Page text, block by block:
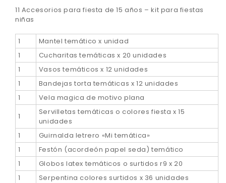
11 Accesorios para fiesta de 15 años – kit para fiestas
niñas
1
Mantel temático x unidad
1
Cucharitas temáticas x 20 unidades
1
Vasos temáticos x 12 unidades
1
Bandejas torta temáticas x 12 unidades
1
Vela magica de motivo plana
1
Servilletas temáticas o colores fiesta x 15
unidades
1
Guirnalda letrero «Mi temática»
1
Festón (acordeón papel seda) temático
1
Globos latex temáticos o surtidos r9 x 20
1
Serpentina colores surtidos x 36 unidades